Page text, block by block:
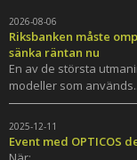
2026-08-06
Riksbanken måste
sänka räntan nu
En av de största
modeller som
2025-12-11
Event med OPTICOS